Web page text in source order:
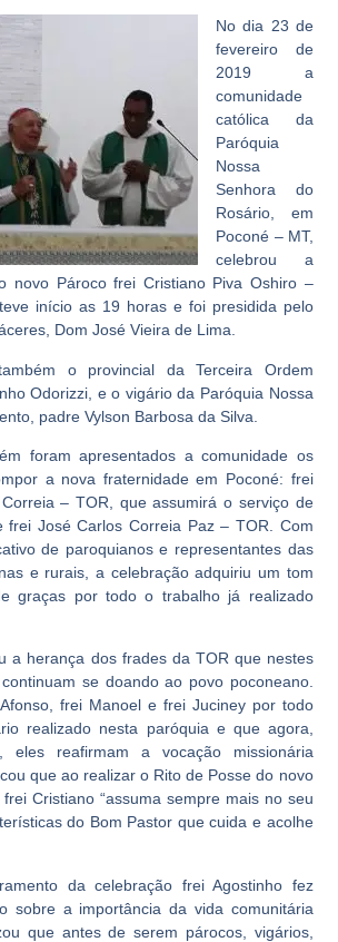
No dia 23 de
fevereiro de
2019 a
comunidade
católica da
Paróquia
Nossa
Senhora do
Rosário, em
Poconé – MT,
celebrou a
novo Pároco frei Cristiano Piva Oshiro –
início as 19 horas e foi presidida pelo
Dom José Vieira de Lima.
o provincial da Terceira Ordem
Odorizzi, e o vigário da Paróquia Nossa
padre Vylson Barbosa da Silva.
foram apresentados a comunidade os
a nova fraternidade em Poconé: frei
– TOR, que assumirá o serviço de
frei José Carlos Correia Paz – TOR. Com
de paroquianos e representantes das
e rurais, a celebração adquiriu um tom
graças por todo o trabalho já realizado
a herança dos frades da TOR que nestes
se doando ao povo poconeano.
frei Manoel e frei Juciney por todo
realizado nesta paróquia e que agora,
eles reafirmam a vocação missionária
que ao realizar o Rito de Posse do novo
Cristiano “assuma sempre mais no seu
do Bom Pastor que cuida e acolhe
da celebração frei Agostinho fez
sobre a importância da vida comunitária
que antes de serem párocos, vigários,